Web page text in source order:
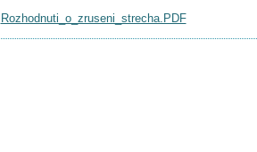
Rozhodnuti_o_zruseni_strecha.PDF